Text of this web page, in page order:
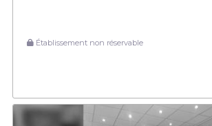
Établissement non réservable